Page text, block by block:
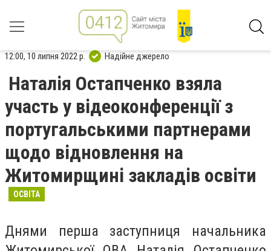
12:00, 10 липня 2022 р. Надійне джерело
Наталія Остапченко взяла
участь у відеоконференції з
португальськими партнерами
щодо відновлення на
Житомирщині закладів освіти
ОСВІТА
Днями перша заступниця начальника